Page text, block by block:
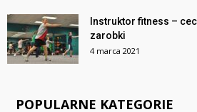
Instruktor fitness –
zarobki
4 marca 2021
POPULARNE KATEGORIE